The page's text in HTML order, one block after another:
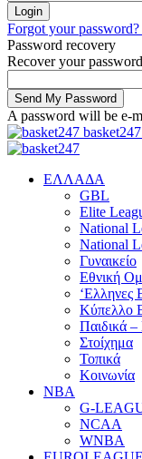
Forgot your
Password recovery
Recover your password
A password will be e-
EΛΛΑΔΑ
GBL
Elite
National
National
Γυναικείο
Εθνική
‘Ελληνες
Κύπελλο
Παιδικά
Στοίχημα
Τοπικά
Κοινωνία
NBA
G-
NCAA
WNBA